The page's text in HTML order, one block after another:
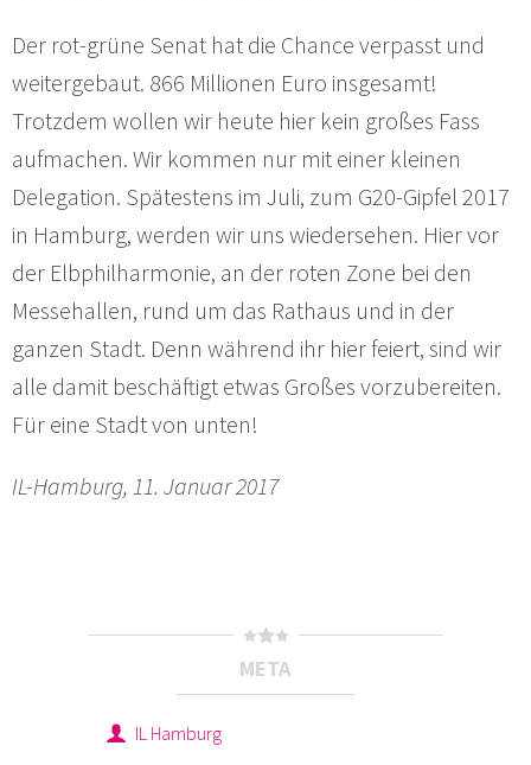
Der rot-grüne Senat hat die Chance verpasst und
weitergebaut. 866 Millionen Euro insgesamt!
Trotzdem wollen wir heute hier kein großes Fass
aufmachen. Wir kommen nur mit einer kleinen
Delegation. Spätestens im Juli, zum G20-Gipfel 2017
in Hamburg, werden wir uns wiedersehen. Hier vor
der Elbphilharmonie, an der roten Zone bei den
Messehallen, rund um das Rathaus und in der
ganzen Stadt. Denn während ihr hier feiert, sind wir
alle damit beschäftigt etwas Großes vorzubereiten.
Für eine Stadt von unten!
IL-Hamburg, 11. Januar 2017
META
IL Hamburg